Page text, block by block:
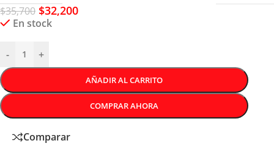
$35,700 $32,200
En stock
- +
AÑADIR AL CARRITO
COMPRAR AHORA
Comparar